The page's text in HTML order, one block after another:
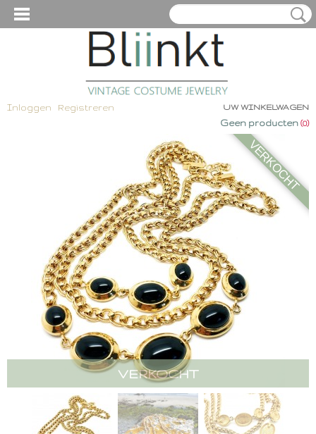
Inloggen Registreren UW WINKELWAGEN
Geen producten (0)
VERKOCHT
VERKOCHT